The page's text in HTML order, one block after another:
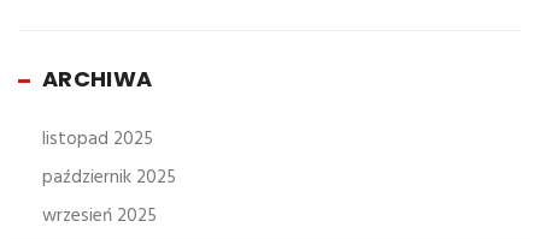
ARCHIWA
listopad 2025
październik 2025
wrzesień 2025